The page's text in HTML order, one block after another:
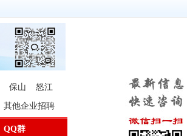
保山 怒江
其他企业招聘
QQ群